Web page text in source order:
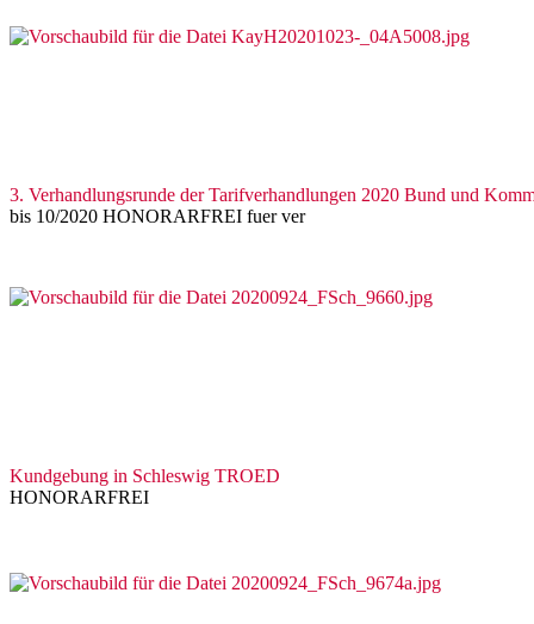
3. Verhandlungsrunde der Tarifverhandlungen 2020 Bund und
bis 10/2020 HONORARFREI fuer ver
Kundgebung in Schleswig TROED
HONORARFREI